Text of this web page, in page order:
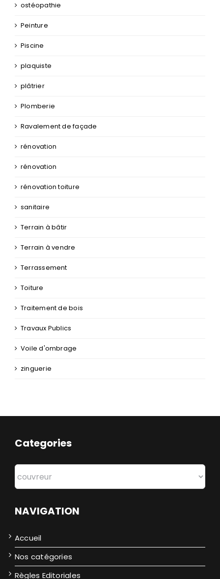
ostéopathie
Peinture
Piscine
plaquiste
plâtrier
Plomberie
Ravalement de façade
rénovation
rénovation
rénovation toiture
sanitaire
Terrain à bâtir
Terrain à vendre
Terrassement
Toiture
Traitement de bois
Travaux Publics
Voile d'ombrage
zinguerie
Categories
Categories
NAVIGATION
Accueil
Nos catégories
Règles Editoriales